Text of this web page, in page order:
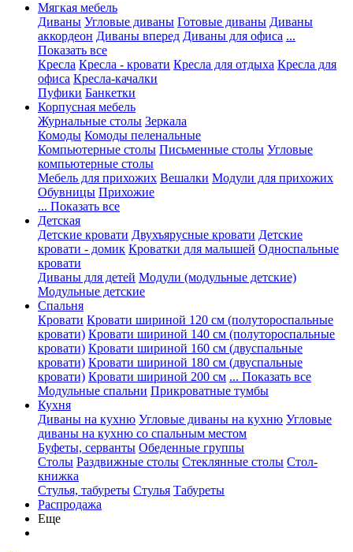
Мягкая мебель
Диваны Угловые диваны Готовые диваны Диваны
аккордеон Диваны вперед Диваны для офиса ...
Показать все
Кресла Кресла - кровати Кресла для отдыха Кресла для
офиса Кресла-качалки
Пуфики Банкетки
Корпусная мебель
Журнальные столы Зеркала
Комоды Комоды пеленальные
Компьютерные столы Письменные столы Угловые
компьютерные столы
Мебель для прихожих Вешалки Модули для прихожих
Обувницы Прихожие
... Показать все
Детская
Детские кровати Двухъярусные кровати Детские
кровати - домик Кроватки для малышей Односпальные
кровати
Диваны для детей Модули (модульные детские)
Модульные детские
Спальня
Кровати Кровати шириной 120 см (полутороспальные
кровати) Кровати шириной 140 см (полутороспальные
кровати) Кровати шириной 160 см (двуспальные
кровати) Кровати шириной 180 см (двуспальные
кровати) Кровати шириной 200 см ... Показать все
Модульные спальни Прикроватные тумбы
Кухня
Диваны на кухню Угловые диваны на кухню Угловые
диваны на кухню со спальным местом
Буфеты, серванты Обеденные группы
Столы Раздвижные столы Стеклянные столы Стол-
книжка
Стулья, табуреты Стулья Табуреты
Распродажа
Еще